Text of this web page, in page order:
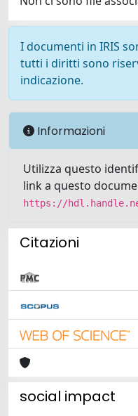
I documenti in IRIS
tutti i diritti sono
indicazione.
Informazioni
Utilizza questo
link a questo
https://
Citazioni
social impact